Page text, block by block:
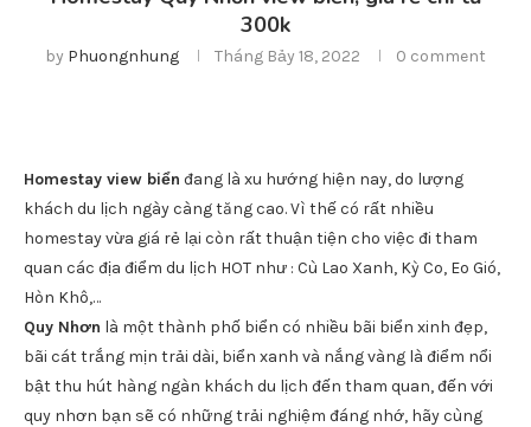
300k
by Phuongnhung Tháng Bảy 18, 2022 0 comment
Homestay view biển đang là xu hướng hiện nay, do lượng
khách du lịch ngày càng tăng cao. Vì thế có rất nhiều
homestay vừa giá rẻ lại còn rất thuận tiện cho việc đi tham
quan các địa điểm du lịch HOT như : Cù Lao Xanh, Kỳ Co, Eo Gió,
Hòn Khô,…
Quy Nhơn là một thành phố biển có nhiều bãi biển xinh đẹp,
bãi cát trắng mịn trải dài, biển xanh và nắng vàng là điểm nổi
bật thu hút hàng ngàn khách du lịch đến tham quan, đến với
quy nhơn bạn sẽ có những trải nghiệm đáng nhớ, hãy cùng